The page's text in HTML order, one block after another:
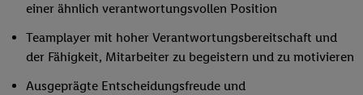
einer ähnlich verantwortungsvollen Position
Teamplayer mit hoher Verantwortungsbereitschaft und
der Fähigkeit, Mitarbeiter zu begeistern und zu motivieren
Ausgeprägte Entscheidungsfreude und